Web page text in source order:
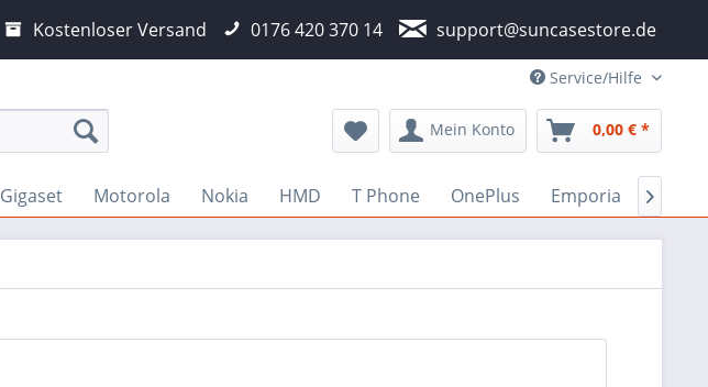
Kostenloser Versand 0176 420 370 14 support@suncasestore.de
Service/Hilfe
Mein Konto 0,00 € *
Gigaset Motorola Nokia HMD T Phone OnePlus Emporia 